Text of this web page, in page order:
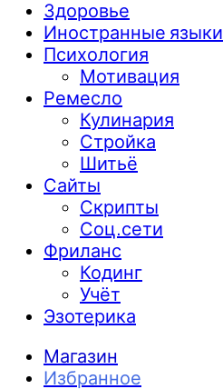
Здоровье
Иностранные языки
Психология
Мотивация
Ремесло
Кулинария
Стройка
Шитьё
Сайты
Скрипты
Соц.сети
Фриланс
Кодинг
Учёт
Эзотерика
Магазин
Избранное